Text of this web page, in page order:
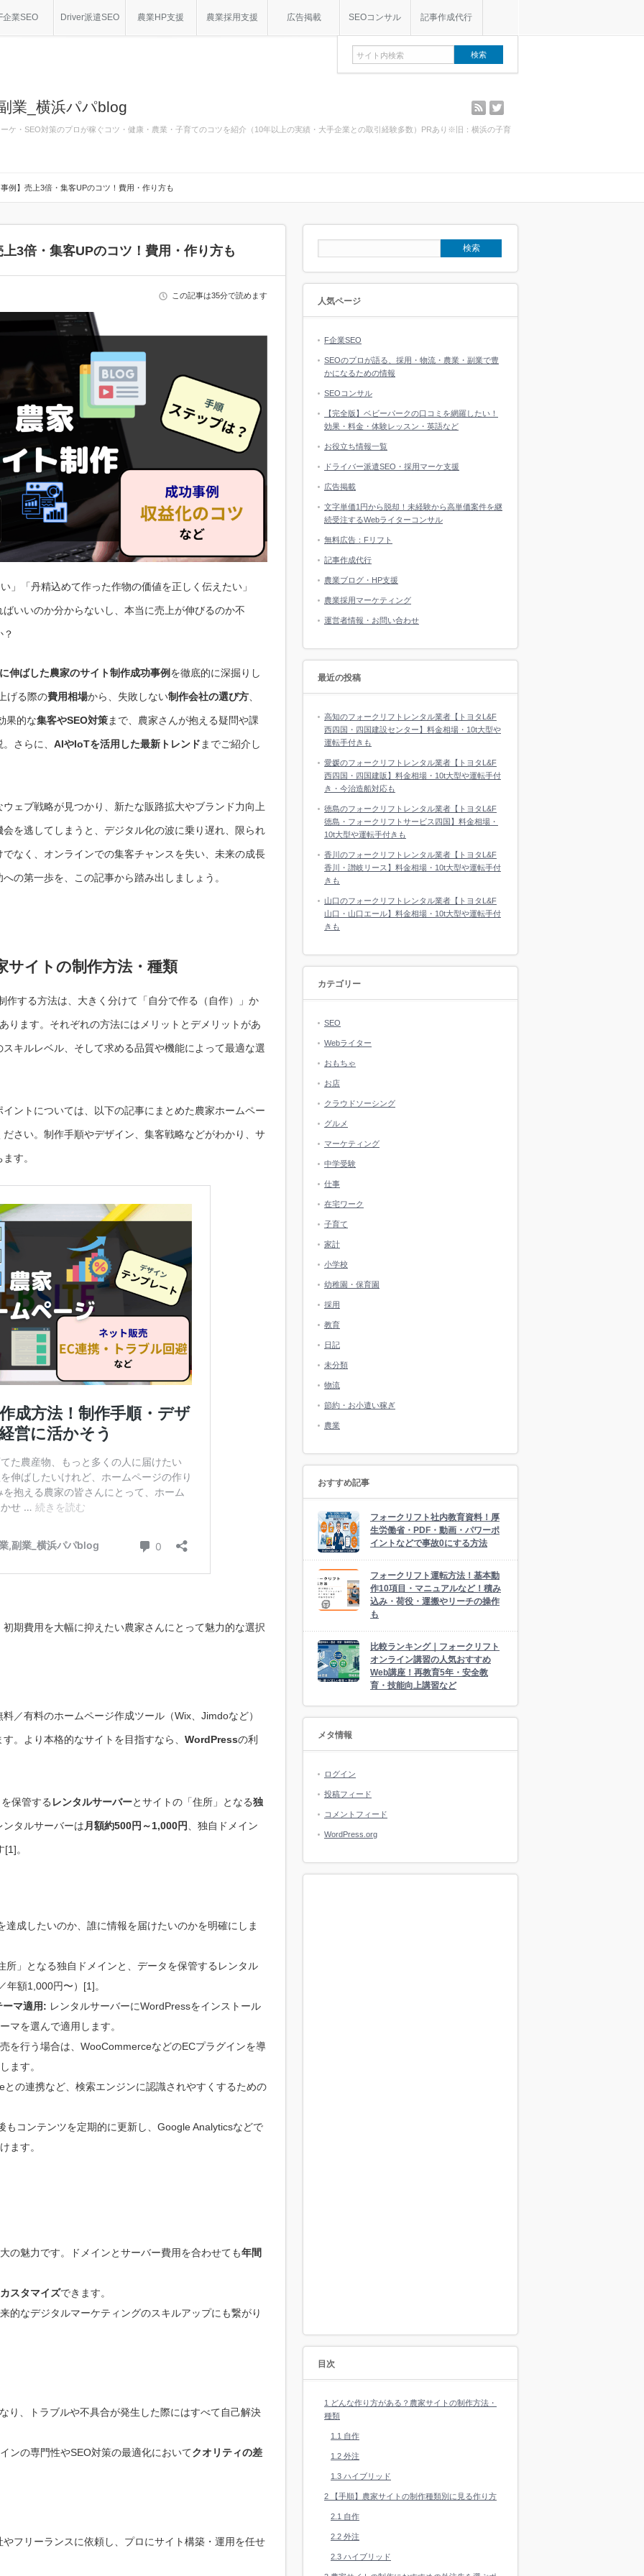
企業SEO Driver派遣SEO 農業HP支援 農業採用支援 広告掲載 SEOコンサル 記事作成代行
業_横浜パパblog
ケ・SEO対策のプロが稼ぐコツ・健康・農業・子育てのコツを紹介（10年以上の実績・大手企業との取引経験多数）PRあり※旧：横浜の子育
rss
例】売上3倍・集客UPのコツ！費用・作り方も
3倍・集客UPのコツ！費用・作り方も
この記事は35分で読めます
」「丹精込めて作った作物の価値を正しく伝えたい」
いいのか分からないし、本当に売上が伸びるのか不
伸ばした農家のサイト制作成功事例を徹底的に深掘りし
げる際の費用相場から、失敗しない制作会社の選び方
果的な集客やSEO対策まで、農家さんが抱える疑問や課
さらに、 AIやIoTを活用した最新トレンド までご紹介し
ェブ戦略が見つかり、新たな販路拡大やブランド力向上
を逃してしまうと、デジタル化の波に乗り遅れ、限られ
なく、オンラインでの集客チャンスを失い、未来の成長
の第一歩を、この記事から踏み出しましょう。
サイトの制作方法・種類
作する方法は、大きく分けて「自分で作る（自作）」か
ります。それぞれの方法にはメリットとデメリットがあ
キルレベル、そして求める品質や機能によって最適な選
ントについては、以下の記事にまとめた農家ホームペー
さい。制作手順やデザイン、集客戦略などがわかり、サ
す。
期費用を大幅に抑えたい農家さんにとって魅力的な選択
／有料のホームページ作成ツール（Wix、Jimdoなど）
。より本格的なサイトを目指すなら、 WordPressの利
保管する レンタルサーバーとサイトの「住所」となる独
タルサーバーは月額約500円～1,000円、独自ドメイン
。
達成したいのか、誰に情報を届けたいのかを明確にしま
所」となる独自ドメインと、データを保管するレンタル
額1,000円〜）[1]。
マ適用: レンタルサーバーにWordPressをインストール
マを選んで適用します。
を行う場合は、WooCommerceなどのECプラグインを導
ます。
の連携など、検索エンジンに認識されやすくするための
もコンテンツを定期的に更新し、Google Analyticsなどで
ます。
の魅力です。ドメインとサーバー費用を合わせても年間
スタマイズできます。
的なデジタルマーケティングのスキルアップにも繋がり
り、トラブルや不具合が発生した際にはすべて自己解決
ンの専門性やSEO対策の最適化においてクオリティの差
フリーランスに依頼し、プロにサイト構築・運用を任せ
人気ページ
F企業SEO
SEOのプロが語る、採用・物流・農業・副業で豊
かになるための情報
SEOコンサル
【完全版】ベビーパークの口コミを網羅したい！
効果・料金・体験レッスン・英語など
お役立ち情報一覧
ドライバー派遣SEO・採用マーケ支援
広告掲載
文字単価1円から脱却！未経験から高単価案件を継
続受注するWebライターコンサル
無料広告：Fリフト
記事作成代行
農業ブログ・HP支援
農業採用マーケティング
運営者情報・お問い合わせ
最近の投稿
高知のフォークリフトレンタル業者【トヨタL&F
西四国・四国建設センター】料金相場・10t大型や
運転手付きも
愛媛のフォークリフトレンタル業者【トヨタL&F
西四国・四国建販】料金相場・10t大型や運転手付
き・今治造船対応も
徳島のフォークリフトレンタル業者【トヨタL&F
徳島・フォークリフトサービス四国】料金相場・
10t大型や運転手付きも
香川のフォークリフトレンタル業者【トヨタL&F
香川・讃岐リース】料金相場・10t大型や運転手付
きも
山口のフォークリフトレンタル業者【トヨタL&F
山口・山口エール】料金相場・10t大型や運転手付
きも
カテゴリー
SEO
Webライター
おもちゃ
お店
クラウドソーシング
グルメ
マーケティング
中学受験
仕事
在宅ワーク
子育て
家計
小学校
幼稚園・保育園
採用
教育
日記
未分類
物流
節約・お小遣い稼ぎ
農業
おすすめ記事
フォークリフト社内教育資料！厚
生労働省・PDF・動画・パワーポ
イントなどで事故0にする方法
フォークリフト運転方法！基本動
作10項目・マニュアルなど！積み
込み・荷役・運搬やリーチの操作
も
比較ランキング｜フォークリフト
オンライン講習の人気おすすめ
Web講座！再教育5年・安全教
育・技能向上講習など
メタ情報
ログイン
投稿フィード
コメントフィード
WordPress.org
目次
1 どんな作り方がある？農家サイトの制作方法・
種類
1.1 自作
1.2 外注
1.3 ハイブリッド
2 【手順】農家サイトの制作種類別に見る作り方
2.1 自作
2.2 外注
2.3 ハイブリッド